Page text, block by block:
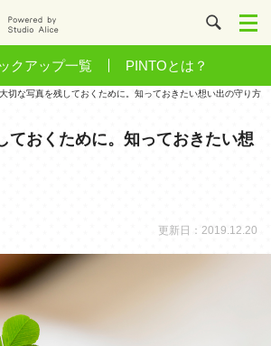
クアップ一覧 PINTOとは？
大切な写真を残しておくために。知っておきたい想い出の守り方
ておくために。知っておきたい想
更新日：2019.12.20